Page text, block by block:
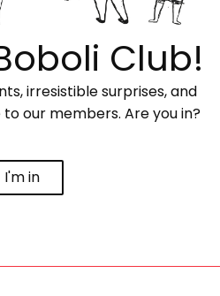
Club!
irresistible surprises, and
our members. Are you in?
I'm in